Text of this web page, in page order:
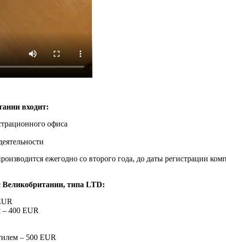
входит:
офиса
ежегодно со второго года, до даты регистрации
Великобритании, типа LTD:
400 EUR
– 500 EUR